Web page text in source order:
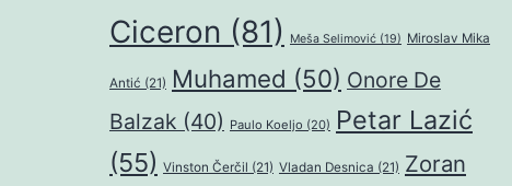
Ciceron (81) Meša Selimović (19) Miroslav Mika
Antić (21) Muhamed (50) Onore De
Balzak (40) Paulo Koeljo (20) Petar Lazić
(55) Vinston Čerčil (21) Vladan Desnica (21) Zoran